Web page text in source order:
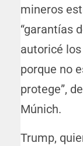
mineros
“garantías
autoricé
porque no
protege”,
Múnich.
Trump,